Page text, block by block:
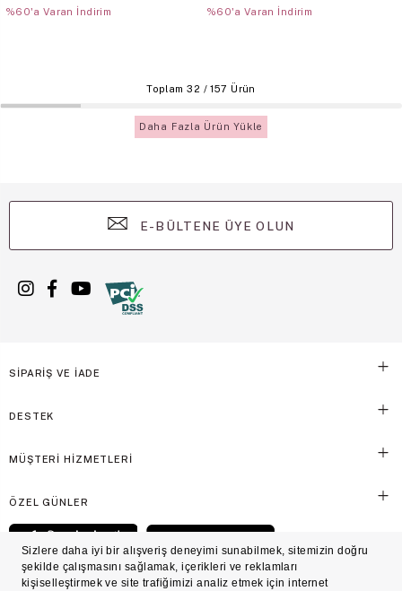
%60'a Varan İndirim %60'a Varan İndirim
Toplam32 /157 Ürün
Daha Fazla Ürün Yükle
E-BÜLTENE ÜYE OLUN
SİPARİŞ VE İADE
DESTEK
MÜŞTERİ HİZMETLERİ
ÖZEL GÜNLER